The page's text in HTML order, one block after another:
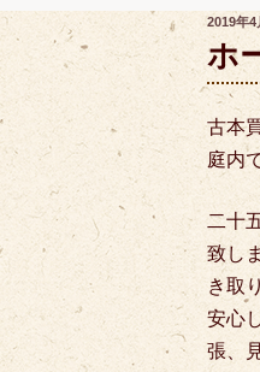
キ
プ
投
稿
日:
2019年4
ホ
古本
庭内
二十
致し
き取
安心
張、